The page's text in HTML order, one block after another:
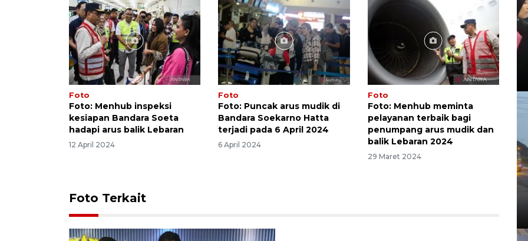
Foto
Foto: Menhub inspeksi
kesiapan Bandara Soeta
hadapi arus balik Lebaran
12 April 2024
Foto
Foto: Puncak arus mudik di
Bandara Soekarno Hatta
terjadi pada 6 April 2024
6 April 2024
Foto
Foto: Menhub meminta
pelayanan terbaik bagi
penumpang arus mudik dan
balik Lebaran 2024
29 Maret 2024
Foto Terkait